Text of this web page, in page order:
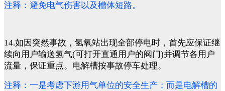
注释：避免电气伤害以及槽体短路。
14.如因突然事故，氢氧站出现全部停电时，首先应保证继
续向用户输送氢气(可打开直通用户的阀门)并调节各用户
流量，保证重点。电解槽按事故停车处理。
注释：一是考虑下游用气单位的安全生产；而是电解槽的